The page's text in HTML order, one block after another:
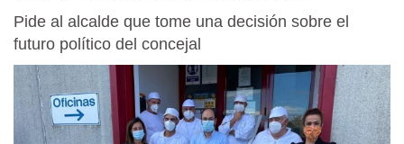
Pide al alcalde que tome una decisión sobre el
futuro político del concejal